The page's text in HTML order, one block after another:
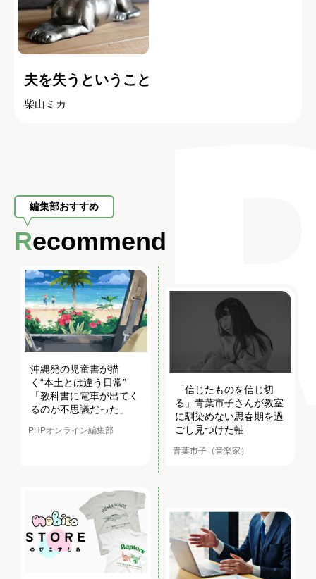
夫を失うということ
柴山ミカ
編集部おすすめ
Recommend
沖縄発の児童書が描
く“本土とは違う日常”
「教科書に電車が出てく
るのが不思議だった」
PHPオンライン編集部
「信じたものを信じ切
る」青葉市子さんが教室
に馴染めない思春期を過
ごし見つけた軸
青葉市子（音楽家）